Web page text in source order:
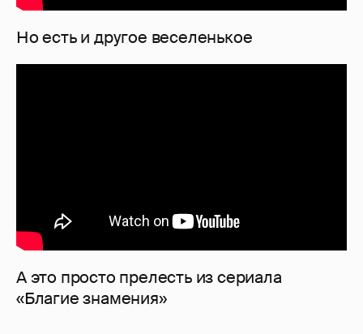
Но есть и другое веселенькое
А это просто прелесть из сериала
«Благие знамения»